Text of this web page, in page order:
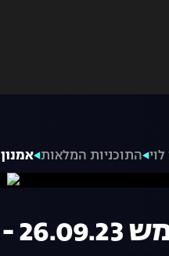
התוכניות המלאות אמנון בחמש
המלאה